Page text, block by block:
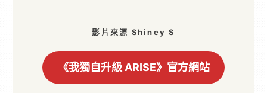
影片來源 Shiney S
《我獨自升級 ARISE》官方網站